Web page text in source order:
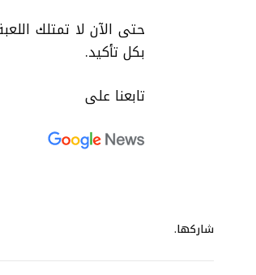
حتى الآن لا تمتلك
بكل تأكيد.
تابعنا على
شاركها.